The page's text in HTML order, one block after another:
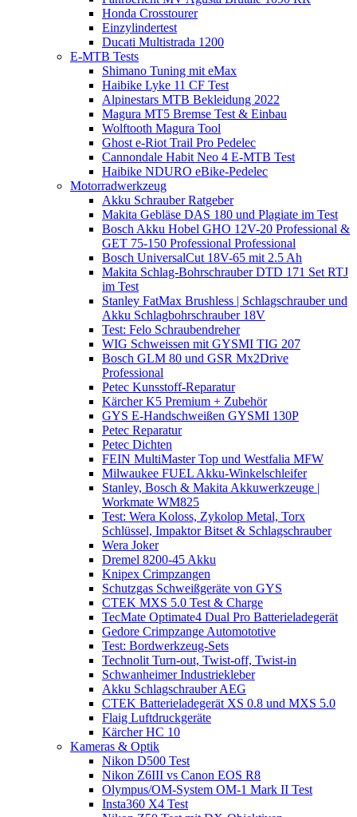
Honda Crosstourer
Einzylindertest
Ducati Multistrada 1200
E-MTB Tests
Shimano Tuning mit eMax
Haibike Lyke 11 CF Test
Alpinestars MTB Bekleidung 2022
Magura MT5 Bremse Test & Einbau
Wolftooth Magura Tool
Ghost e-Riot Trail Pro Pedelec
Cannondale Habit Neo 4 E-MTB Test
Haibike NDURO eBike-Pedelec
Motorradwerkzeug
Akku Schrauber Ratgeber
Makita Gebläse DAS 180 und Plagiate im Test
Bosch Akku Hobel GHO 12V-20 Professional &
GET 75-150 Professional Professional
Bosch UniversalCut 18V-65 mit 2.5 Ah
Makita Schlag-Bohrschrauber DTD 171 Set RTJ
im Test
Stanley FatMax Brushless | Schlagschrauber und
Akku Schlagbohrschrauber 18V
Test: Felo Schraubendreher
WIG Schweissen mit GYSMI TIG 207
Bosch GLM 80 und GSR Mx2Drive
Professional
Petec Kunsstoff-Reparatur
Kärcher K5 Premium + Zubehör
GYS E-Handschweißen GYSMI 130P
Petec Reparatur
Petec Dichten
FEIN MultiMaster Top und Westfalia MFW
Milwaukee FUEL Akku-Winkelschleifer
Stanley, Bosch & Makita Akkuwerkzeuge |
Workmate WM825
Test: Wera Koloss, Zykolop Metal, Torx
Schlüssel, Impaktor Bitset & Schlagschrauber
Wera Joker
Dremel 8200-45 Akku
Knipex Crimpzangen
Schutzgas Schweißgeräte von GYS
CTEK MXS 5.0 Test & Charge
TecMate Optimate4 Dual Pro Batterieladegerät
Gedore Crimpzange Automototive
Test: Bordwerkzeug-Sets
Technolit Turn-out, Twist-off, Twist-in
Schwanheimer Industriekleber
Akku Schlagschrauber AEG
CTEK Batterieladegerät XS 0.8 und MXS 5.0
Flaig Luftdruckgeräte
Kärcher HC 10
Kameras & Optik
Nikon D500 Test
Nikon Z6III vs Canon EOS R8
Olympus/OM-System OM-1 Mark II Test
Insta360 X4 Test